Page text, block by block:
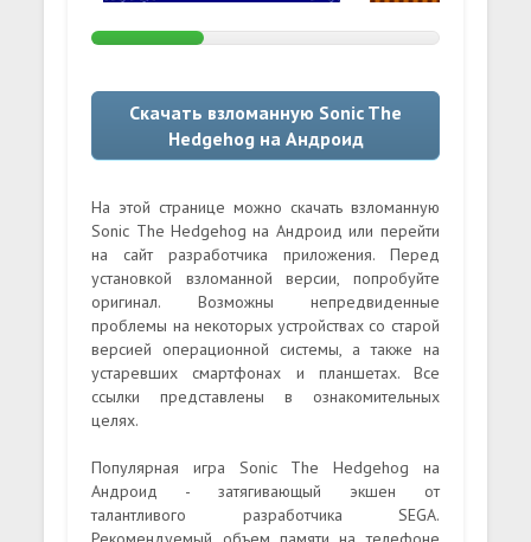
Скачать взломанную Sonic The
Hedgehog на Андроид
На этой странице можно скачать взломанную
Sonic The Hedgehog на Андроид или перейти
на сайт разработчика приложения. Перед
установкой взломанной версии, попробуйте
оригинал. Возможны непредвиденные
проблемы на некоторых устройствах со старой
версией операционной системы, а также на
устаревших смартфонах и планшетах. Все
ссылки представлены в ознакомительных
целях.
Популярная игра Sonic The Hedgehog на
Андроид - затягивающый экшен от
талантливого разработчика SEGA.